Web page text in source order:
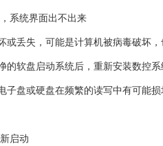
系统界面出不出来
或丢失，可能是计算机被病毒破坏
的软盘启动系统后，重新安装数控系
子盘或硬盘在频繁的读写中有可能
启动